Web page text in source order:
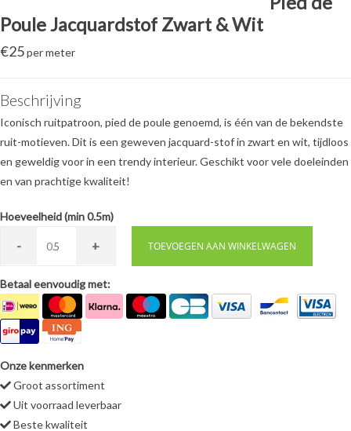
Poule Jacquardstof Zwart & Wit
€25per meter
Beschrijving
Iconisch ruitpatroon, pied de poule genoemd, is één van de bekendste
ruit-motieven. Dit is een geweven jacquard-stof in zwart en wit, tijdloos
en geweldig voor in een trendy interieur. Geschikt voor vele doeleinden
en van prachtige kwaliteit!
Hoeveelheid (min 0.5m)
- 0. + TOEVOEGEN AAN WINKELWAGEN
Betaal eenvoudig met:
Onze kenmerken
Groot assortiment
Uit voorraad leverbaar
Beste kwaliteit